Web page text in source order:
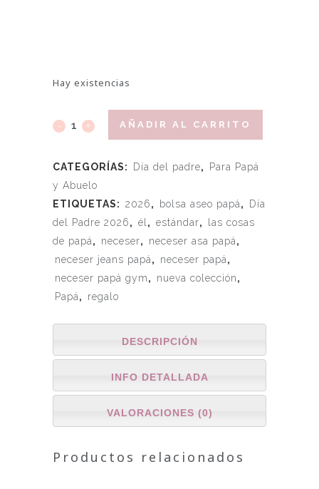
Hay existencias
AÑADIR AL CARRITO
CATEGORÍAS: Día del padre,
Para Papá
y Abuelo
ETIQUETAS: 2026, bolsa aseo papá,
Día
del Padre 2026, él , estándar,
las cosas
de papá, neceser, neceser asa papá,
neceser jeans papá, neceser papá,
neceser papá gym, nueva colección,
Papá, regalo
DESCRIPCIÓN
INFO DETALLADA
VALORACIONES (0)
Productos relacionados